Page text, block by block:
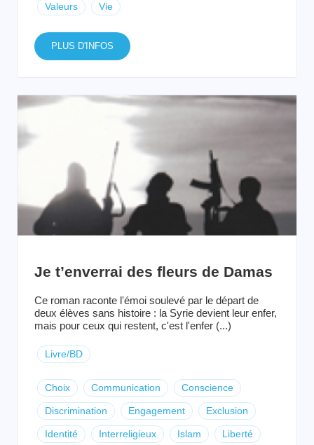
Valeurs Vie
PLUS D'INFOS
Je t’enverrai des fleurs de Damas
Ce roman raconte l'émoi soulevé par le départ de
deux élèves sans histoire : la Syrie devient leur enfer,
mais pour ceux qui restent, c'est l'enfer (...)
Livre/BD
Choix Communication Conscience
Discrimination Engagement Exclusion
Identité Interreligieux Islam Liberté